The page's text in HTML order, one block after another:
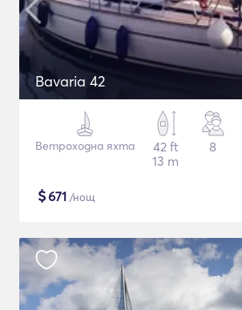
Bavaria 42
Ветроходна яхта
42 ft
13 m
8
$671 /нощ